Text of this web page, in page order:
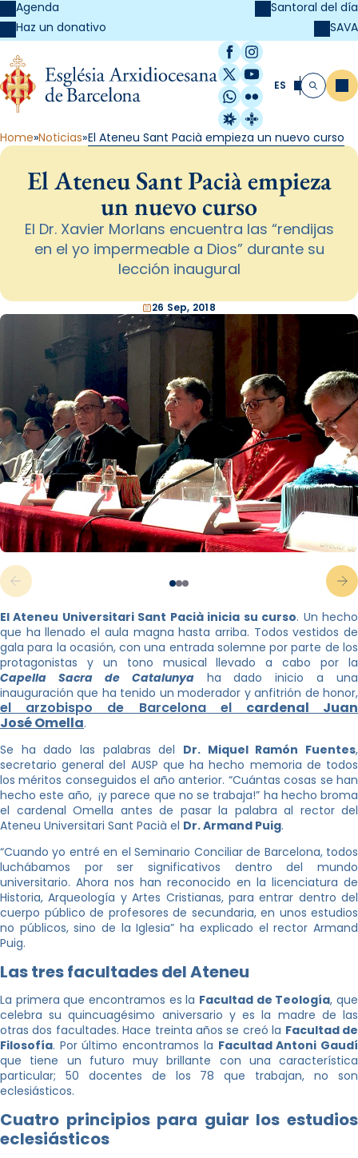
Agenda
Haz un donativo
Santoral del día
SAVA
Facebook
Instagram
X / Twitter
YouTube
WhatsApp
Flickr
Radio Estel
Catalunya
ES Buscar
Home Noticias El Ateneu Sant Pacià empieza un nuevo curso
El Ateneu Sant Pacià empieza
un nuevo curso
El Dr. Xavier Morlans encuentra las “rendijas
en el yo impermeable a Dios” durante su
lección inaugural
26 Sep, 2018
El Ateneu Universitari Sant Pacià inicia su curso. Un hecho
que ha llenado el aula magna hasta arriba. Todos vestidos de
gala para la ocasión, con una entrada solemne por parte de los
protagonistas y un tono musical llevado a cabo por la
Capella Sacra de Catalunyaha dado inicio a una
inauguración que ha tenido un moderador y anfitrión de honor,
el arzobispo de Barcelona el cardenal Juan
José Omella.
Se ha dado las palabras del Dr. Miquel Ramón Fuentes,
secretario general del AUSP que ha hecho memoria de todos
los méritos conseguidos el año anterior. “Cuántas cosas se han
hecho este año, ¡y parece que no se trabaja!” ha hecho broma
el cardenal Omella antes de pasar la palabra al rector del
Ateneu Universitari Sant Pacià el Dr. Armand Puig.
“Cuando yo entré en el Seminario Conciliar de Barcelona, todos
luchábamos por ser significativos dentro del mundo
universitario. Ahora nos han reconocido en la licenciatura de
Historia, Arqueología y Artes Cristianas, para entrar dentro del
cuerpo público de profesores de secundaria, en unos estudios
no públicos, sino de la Iglesia” ha explicado el rector Armand
Puig.
Las tres facultades del Ateneu
La primera que encontramos es la Facultad de Teología, que
celebra su quincuagésimo aniversario y es la madre de las
otras dos facultades. Hace treinta años se creó la Facultad de
Filosofía. Por último encontramos la Facultad Antoni Gaudí
que tiene un futuro muy brillante con una característica
particular; 50 docentes de los 78 que trabajan, no son
eclesiásticos.
Cuatro principios para guiar los estudios
eclesiásticos